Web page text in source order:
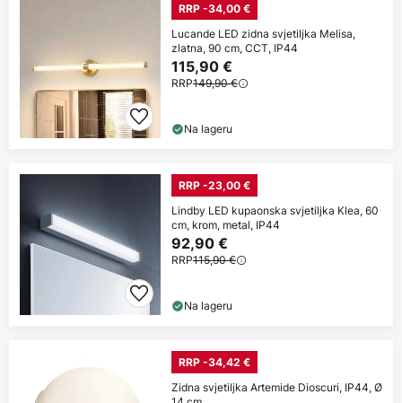
RRP -34,00 €
Lucande LED zidna svjetiljka Melisa,
zlatna, 90 cm, CCT, IP44
115,90 €
RRP149,90 €
Na lageru
RRP -23,00 €
Lindby LED kupaonska svjetiljka Klea, 60
cm, krom, metal, IP44
92,90 €
RRP115,90 €
Na lageru
RRP -34,42 €
Zidna svjetiljka Artemide Dioscuri, IP44, Ø